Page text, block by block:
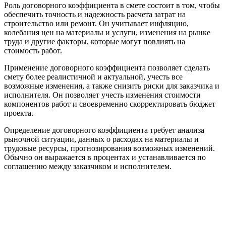
Роль договорного коэффициента в смете состоит в том, чтобы
обеспечить точность и надежность расчета затрат на
строительство или ремонт. Он учитывает инфляцию,
колебания цен на материалы и услуги, изменения на рынке
труда и другие факторы, которые могут повлиять на
стоимость работ.
Применение договорного коэффициента позволяет сделать
смету более реалистичной и актуальной, учесть все
возможные изменения, а также снизить риски для заказчика и
исполнителя. Он позволяет учесть изменения стоимости
компонентов работ и своевременно скорректировать бюджет
проекта.
Определение договорного коэффициента требует анализа
рыночной ситуации, данных о расходах на материалы и
трудовые ресурсы, прогнозирования возможных изменений.
Обычно он выражается в процентах и устанавливается по
соглашению между заказчиком и исполнителем.